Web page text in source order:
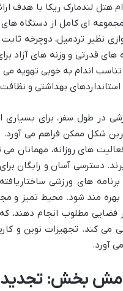
هتل لندمارک ریکا با هدف
ای کامل از دستگاه
نظیر تردمیل، دوچرخه
های قدرتی و وزنه های آزاد
اندام به خوبی تهویه
استانداردهای بهداشتی و
در طول سفر، برای بسیاری
شکل ممکن فراهم می
های روزانه، مهمانان می
دسترسی آسان و رایگان
های ورزشی
مند شود. محیط تمیز و
فضایی مطلوب انجام دهند،
می کند. تجهیزات نوین و
آورد.
بخش: تجدید